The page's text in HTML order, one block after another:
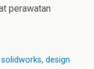
perawatan
solidworks, design